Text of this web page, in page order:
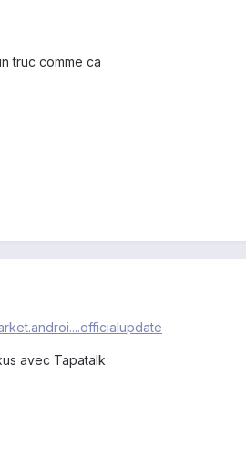
truc comme ca
avec Tapatalk